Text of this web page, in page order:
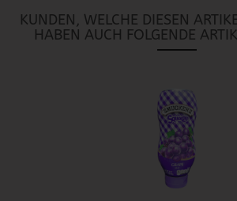
KUNDEN, WELCHE DIESEN
HABEN AUCH FOLGENDE